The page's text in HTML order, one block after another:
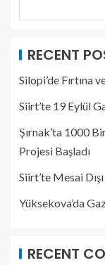
RECENT
Silopi’de Fırtına
Siirt’te 19 Eylül
Şırnak’ta 1000
Projesi Başladı
Siirt’te Mesai
Yüksekova’da
RECENT